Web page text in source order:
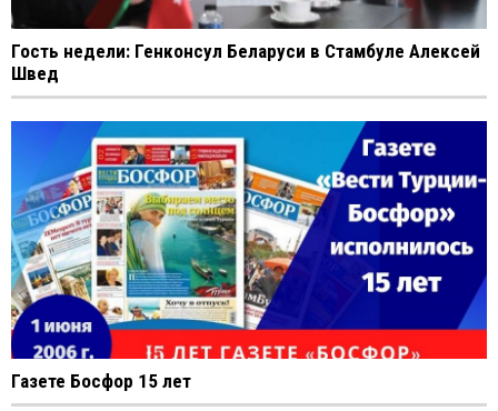
Гость недели: Генконсул Беларуси в Стамбуле Алексей
Швед
Газете Босфор 15 лет